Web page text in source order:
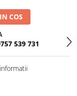
COS
539 731